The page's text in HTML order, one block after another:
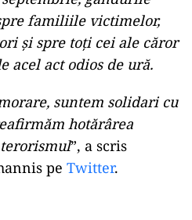
familiile victimelor,
și spre toți cei ale căror
acel act odios de ură.
suntem solidari cu
hotărârea
”, a scris
pe Twitter.